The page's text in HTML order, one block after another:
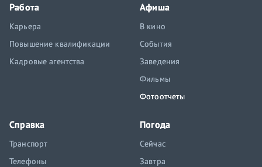
Работа
Карьера
Повышение квалификации
Кадровые агентства
Афиша
В кино
События
Заведения
Фильмы
Фотоотчеты
Справка
Транспорт
Телефоны
Погода
Сейчас
Завтра